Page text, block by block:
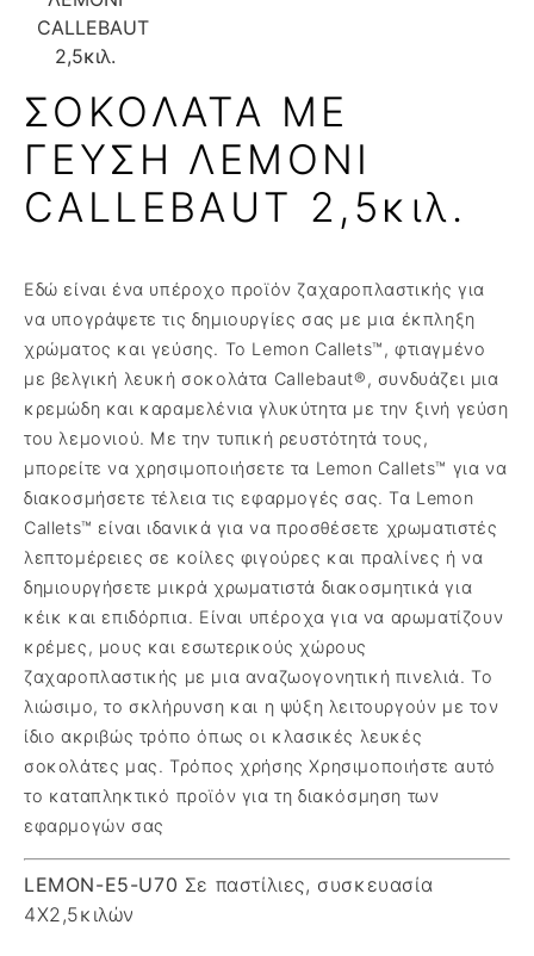
ΣΟΚΟΛΑΤΑ ΜΕ
ΓΕΥΣΗ ΛΕΜΟΝΙ
CALLEBAUT 2,5κιλ.
Εδώ είναι ένα υπέροχο προϊόν ζαχαροπλαστικής για
να υπογράψετε τις δημιουργίες σας με μια έκπληξη
χρώματος και γεύσης. Το Lemon Callets™, φτιαγμένο
με βελγική λευκή σοκολάτα Callebaut®, συνδυάζει μια
κρεμώδη και καραμελένια γλυκύτητα με την ξινή γεύση
του λεμονιού. Με την τυπική ρευστότητά τους,
μπορείτε να χρησιμοποιήσετε τα Lemon Callets™ για να
διακοσμήσετε τέλεια τις εφαρμογές σας. Τα Lemon
Callets™ είναι ιδανικά για να προσθέσετε χρωματιστές
λεπτομέρειες σε κοίλες φιγούρες και πραλίνες ή να
δημιουργήσετε μικρά χρωματιστά διακοσμητικά για
κέικ και επιδόρπια. Είναι υπέροχα για να αρωματίζουν
κρέμες, μους και εσωτερικούς χώρους
ζαχαροπλαστικής με μια αναζωογονητική πινελιά. Το
λιώσιμο, το σκλήρυνση και η ψύξη λειτουργούν με τον
ίδιο ακριβώς τρόπο όπως οι κλασικές λευκές
σοκολάτες μας. Τρόπος χρήσης Χρησιμοποιήστε αυτό
το καταπληκτικό προϊόν για τη διακόσμηση των
εφαρμογών σας
LEMON-E5-U70 Σε παστίλιες, συσκευασία
4X2,5κιλών